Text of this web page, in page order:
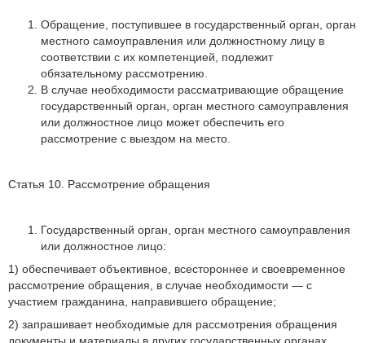
Обращение, поступившее в государственный орган, орган
местного самоуправления или должностному лицу в
соответствии с их компетенцией, подлежит
обязательному рассмотрению.
В случае необходимости рассматривающие обращение
государственный орган, орган местного самоуправления
или должностное лицо может обеспечить его
рассмотрение с выездом на место.
Статья 10. Рассмотрение обращения
Государственный орган, орган местного самоуправления
или должностное лицо:
1) обеспечивает объективное, всестороннее и своевременное
рассмотрение обращения, в случае необходимости — с
участием гражданина, направившего обращение;
2) запрашивает необходимые для рассмотрения обращения